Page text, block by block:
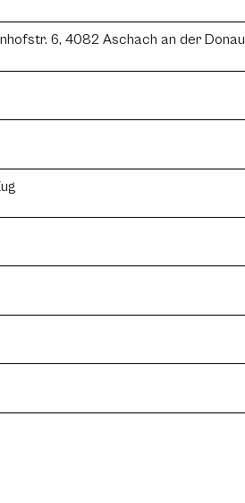
6, 4082 Aschach an der Donau